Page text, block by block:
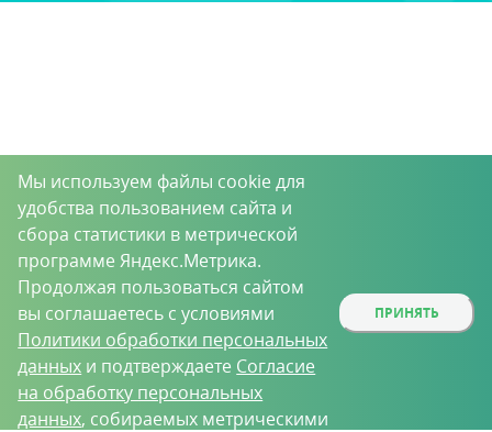
Мы используем файлы cookie для
удобства пользованием сайта и
сбора статистики в метрической
программе Яндекс.Метрика.
Продолжая пользоваться сайтом
вы соглашаетесь с условиями
Политики обработки персональных
данных и подтверждаете Согласие
на обработку персональных
данных, собираемых метрическими
ПРИНЯТЬ